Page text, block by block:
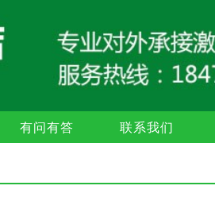
有问有答 联系我们